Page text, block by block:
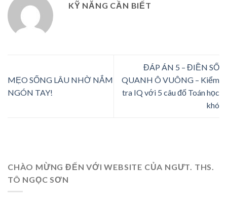
KỸ NĂNG CẦN BIẾT
MẸO SỐNG LÂU NHỜ NẮM
NGÓN TAY!
ĐÁP ÁN 5 – ĐIỀN SỐ
QUANH Ô VUÔNG – Kiểm
tra IQ với 5 câu đố Toán học
khó
CHÀO MỪNG ĐẾN VỚI WEBSITE CỦA NGƯT. THS.
TÔ NGỌC SƠN